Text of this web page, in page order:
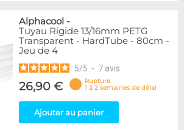
Alphacool -
Tuyau Rigide 13/16mm PETG
Transparent - HardTube - 80cm -
Jeu de 4
5/5 - 7 avis
26,90 €
Rupture
1 à 2 semaines de délai
Ajouter au panier